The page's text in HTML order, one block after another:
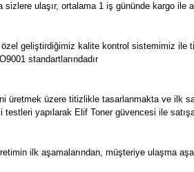
ulaşır, ortalama 1 iş gününde kargo ile
geliştirdiğimiz kalite kontrol sistemimiz
standartlarındadır
üretmek üzere titizlikle tasarlanmakta ve ilk
yapılarak Elif Toner güvencesi ile
ilk aşamalarından, müşteriye ulaşma